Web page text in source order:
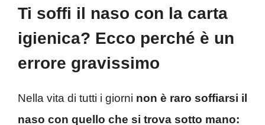
Ti soffi il naso con la carta
igienica? Ecco perché è un
errore gravissimo
Nella vita di tutti i giorni non è raro soffiarsi il
naso con quello che si trova sotto mano: